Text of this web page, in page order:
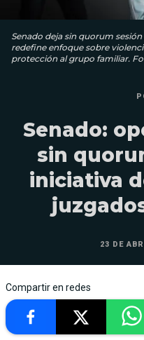
Senado deja sin quorum
redefine enfoque sobre
protección al grupo familiar.
Senado:
sin
iniciativa
23 DE
Compartir en redes